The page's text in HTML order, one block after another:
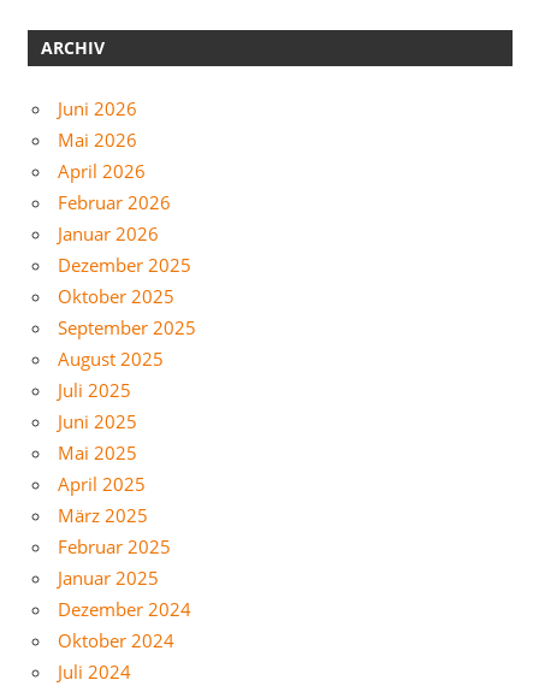
ARCHIV
Juni 2026
Mai 2026
April 2026
Februar 2026
Januar 2026
Dezember 2025
Oktober 2025
September 2025
August 2025
Juli 2025
Juni 2025
Mai 2025
April 2025
März 2025
Februar 2025
Januar 2025
Dezember 2024
Oktober 2024
Juli 2024